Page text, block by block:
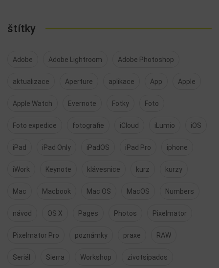
štítky
Adobe Adobe Lightroom Adobe Photoshop
aktualizace Aperture aplikace App Apple
Apple Watch Evernote Fotky Foto
Foto expedice fotografie iCloud iLumio iOS
iPad iPad Only iPadOS iPad Pro iphone
iWork Keynote klávesnice kurz kurzy
Mac Macbook Mac OS MacOS Numbers
návod OS X Pages Photos Pixelmator
Pixelmator Pro poznámky praxe RAW
Seriál Sierra Workshop zivotsipados